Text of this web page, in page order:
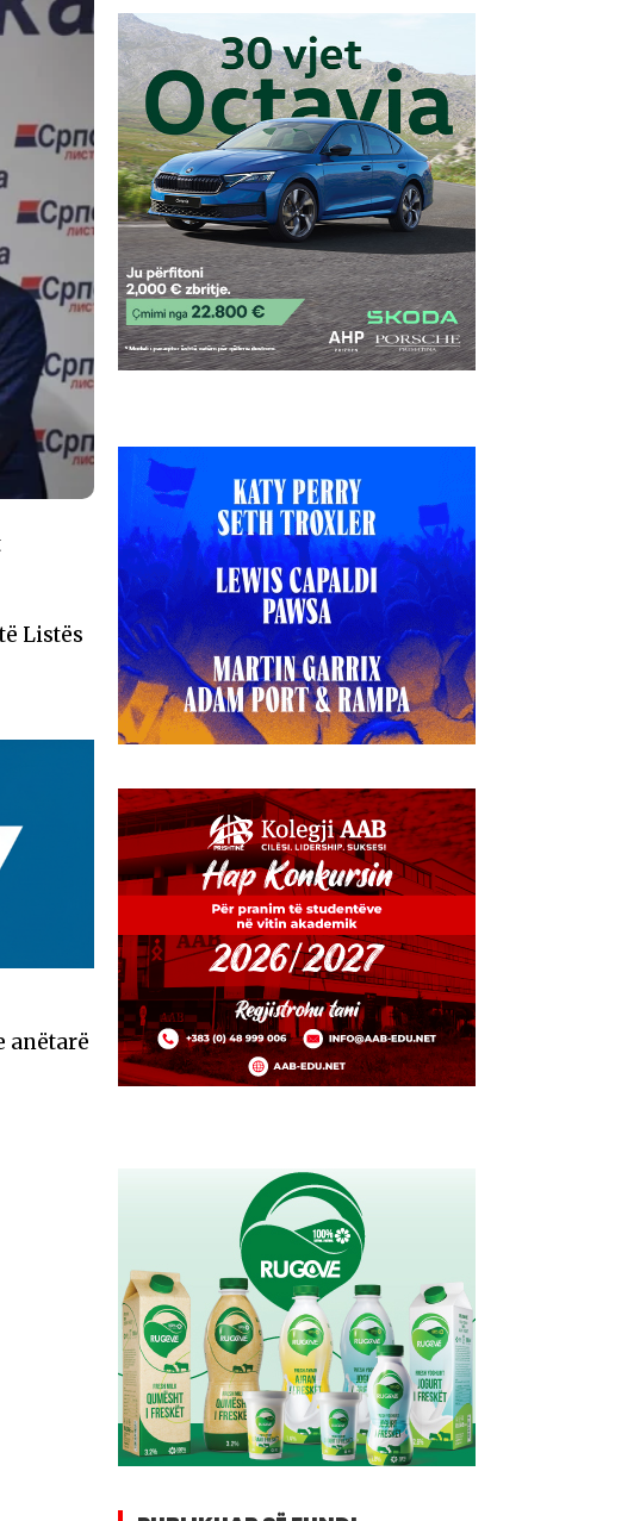
Listës
anëtarë